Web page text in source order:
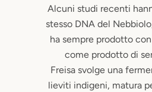
Alcuni studi recenti
stesso DNA del
ha sempre prodotto
come prodotto di
Freisa svolge una
lieviti indigeni, matura